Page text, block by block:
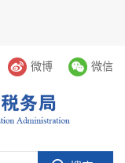
微博 微信